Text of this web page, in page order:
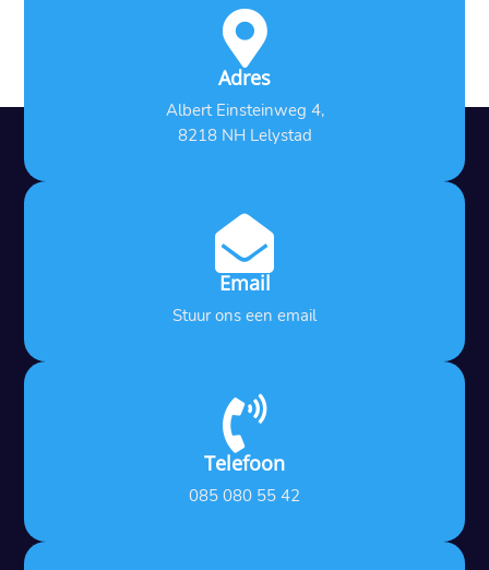

Adres
Albert Einsteinweg 4,
8218 NH Lelystad

Email
Stuur ons een email

Telefoon
085 080 55 42